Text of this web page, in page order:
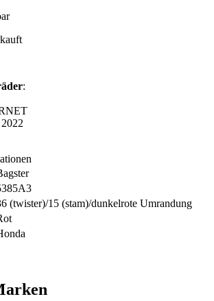
:
2022
(twister)/15 (stam)/dunkelrote Umrandung